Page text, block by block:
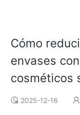
Cómo
envases
cosméticos
2025-12-16